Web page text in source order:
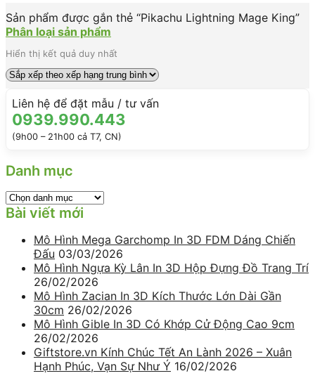
Sản phẩm được gắn thẻ “Pikachu Lightning Mage King”
Phân loại sản phẩm
Hiển thị kết quả duy nhất
Liên hệ để đặt mẫu / tư vấn
0939.990.443
(9h00 – 21h00 cả T7, CN)
Danh mục
Bài viết mới
Mô Hình Mega Garchomp In 3D FDM Dáng Chiến
Đấu 03/03/2026
Mô Hình Ngựa Kỳ Lân In 3D Hộp Đựng Đồ Trang Trí
26/02/2026
Mô Hình Zacian In 3D Kích Thước Lớn Dài Gần
30cm 26/02/2026
Mô Hình Gible In 3D Có Khớp Cử Động Cao 9cm
26/02/2026
Giftstore.vn Kính Chúc Tết An Lành 2026 – Xuân
Hạnh Phúc, Vạn Sự Như Ý 16/02/2026